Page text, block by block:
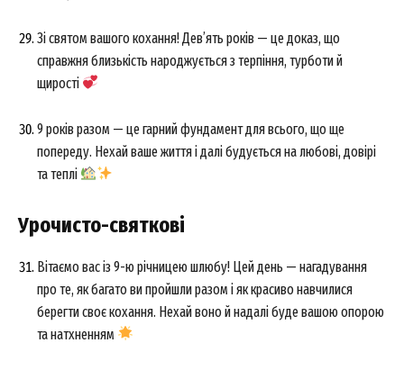
Зі святом вашого кохання! Дев’ять років — це доказ, що
справжня близькість народжується з терпіння, турботи й
щирості
9 років разом — це гарний фундамент для всього, що ще
попереду. Нехай ваше життя і далі будується на любові, довірі
та теплі
Урочисто-святкові
Вітаємо вас із 9-ю річницею шлюбу! Цей день — нагадування
про те, як багато ви пройшли разом і як красиво навчилися
берегти своє кохання. Нехай воно й надалі буде вашою опорою
та натхненням